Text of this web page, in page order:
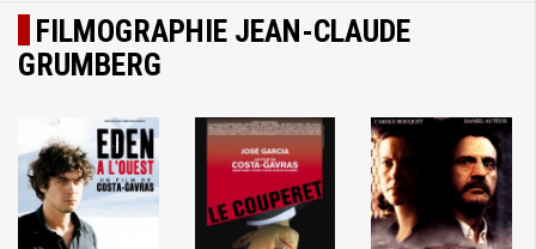
FILMOGRAPHIE JEAN-CLAUDE
GRUMBERG